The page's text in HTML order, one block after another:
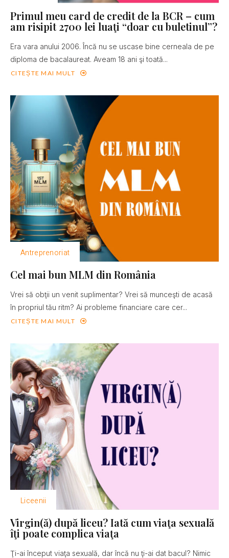
Primul meu card de credit de la BCR – cum
am risipit 2700 lei luaţi “doar cu buletinul”?
Era vara anului 2006. Încă nu se uscase bine cerneala de pe
diploma de bacalaureat. Aveam 18 ani şi toată...
CITEȘTE MAI MULT
Antreprenoriat
Cel mai bun MLM din România
Vrei să obţii un venit suplimentar? Vrei să munceşti de acasă
în propriul tău ritm? Ai probleme financiare care cer...
CITEȘTE MAI MULT
Liceenii
Virgin(ă) după liceu? Iată cum viaţa sexuală
îţi poate complica viaţa
Ţi-ai început viaţa sexuală, dar încă nu ţi-ai dat bacul? Nimic